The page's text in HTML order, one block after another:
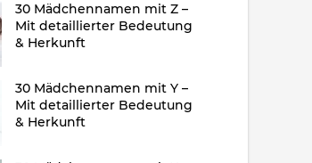
30 Mädchennamen mit Z –
Mit detaillierter Bedeutung
& Herkunft
30 Mädchennamen mit Y –
Mit detaillierter Bedeutung
& Herkunft